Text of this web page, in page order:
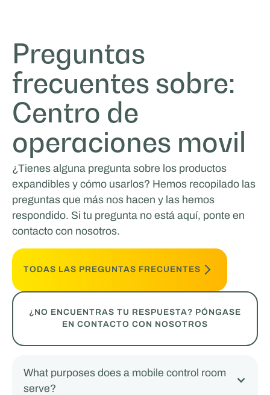
Preguntas
frecuentes sobre:
Centro de
operaciones movil
¿Tienes alguna pregunta sobre los productos
expandibles y cómo usarlos? Hemos recopilado las
preguntas que más nos hacen y las hemos
respondido. Si tu pregunta no está aquí, ponte en
contacto con nosotros.
TODAS LAS PREGUNTAS FRECUENTES
¿NO ENCUENTRAS TU RESPUESTA? PÓNGASE
EN CONTACTO CON NOSOTROS
What purposes does a mobile control room
serve?